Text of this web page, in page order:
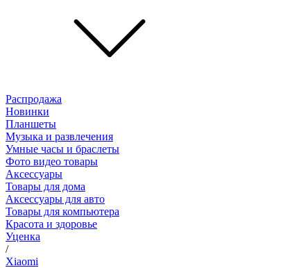
Распродажа
Новинки
Планшеты
Музыка и развлечения
Умные часы и браслеты
Фото видео товары
Аксессуары
Товары для дома
Аксессуары для авто
Товары для компьютера
Красота и здоровье
Уценка
/
Xiaomi